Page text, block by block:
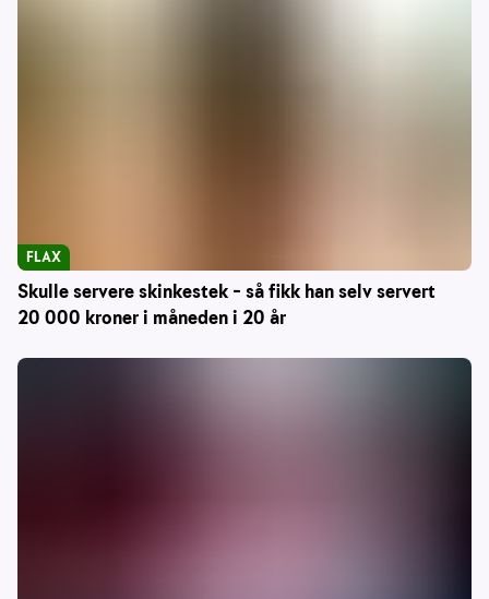
Skulle servere skinkestek – så fikk han selv servert
20 000 kroner i måneden i 20 år
FLAX